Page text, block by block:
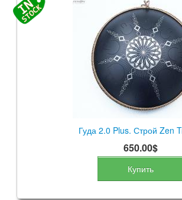
Гуда 2.0 Plus. Строй Zen
650.00$
Купить